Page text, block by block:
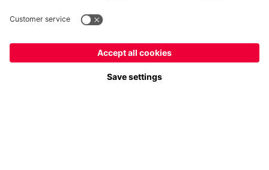
*Prezzi IVA inclusa e spese di spedizione escluse
© FC Bayern München AG
FC Bayern München AG, Säbener Str. 51-57, 81547 Monaco
Italianoper consegnare lì!
Globaleper consegnare lì!